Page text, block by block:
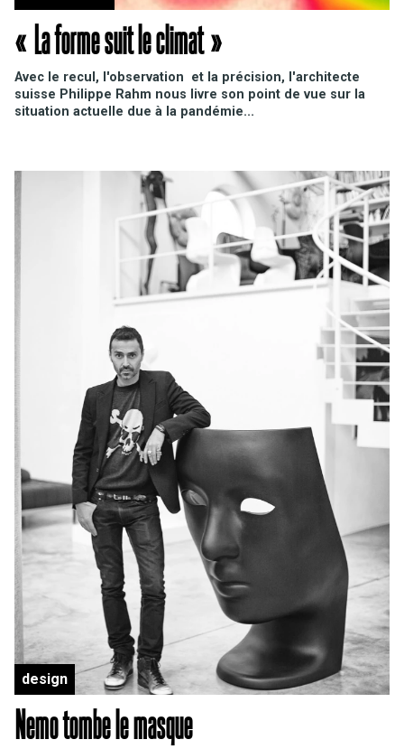
« La forme suit le climat »
Avec le recul, l'observation et la précision, l'architecte
suisse Philippe Rahm nous livre son point de vue sur la
situation actuelle due à la pandémie...
design
Nemo tombe le masque